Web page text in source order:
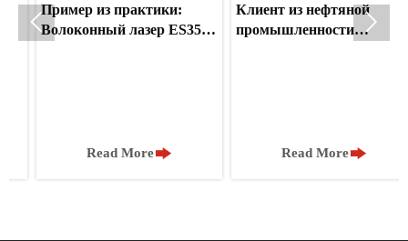
из практики:
лазер ES350
в Австралии
Read More
Клиент из нефтяной
промышленности
Read More
 